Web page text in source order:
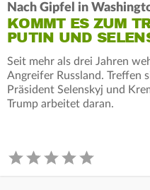
Nach Gipfel in
KOMMT ES ZUM
PUTIN UND
Seit mehr als drei Jahren
Angreifer Russland. Treffen
Präsident Selenskyj und
Trump arbeitet daran.